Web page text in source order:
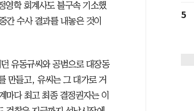
영학 회계사도 불구속 기소했
간 수사 결과를 내놓은 것이
유동규씨와 공범으로 대장동
만들고, 유씨는 그 대가로 거
마다 최고 최종 결정권자는 이
5